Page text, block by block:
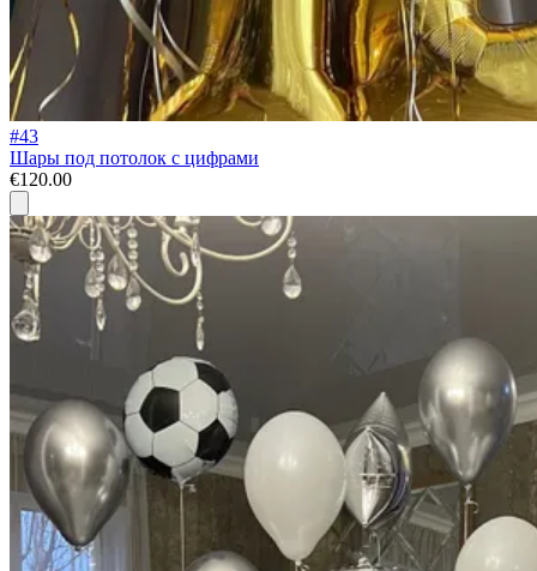
#43
Шары под потолок с цифрами
€120.00